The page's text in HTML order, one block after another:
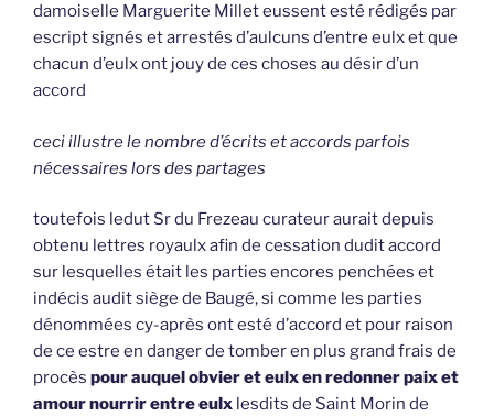
damoiselle Marguerite Millet eussent esté rédigés par
escript signés et arrestés d’aulcuns d’entre eulx et que
chacun d’eulx ont jouy de ces choses au désir d’un
accord
ceci illustre le nombre d’écrits et accords parfois
nécessaires lors des partages
toutefois ledut Sr du Frezeau curateur aurait depuis
obtenu lettres royaulx afin de cessation dudit accord
sur lesquelles était les parties encores penchées et
indécis audit siège de Baugé, si comme les parties
dénommées cy-après ont esté d’accord et pour raison
de ce estre en danger de tomber en plus grand frais de
procès pour auquel obvier et eulx en redonner paix et
amour nourrir entre eulx lesdits de Saint Morin de